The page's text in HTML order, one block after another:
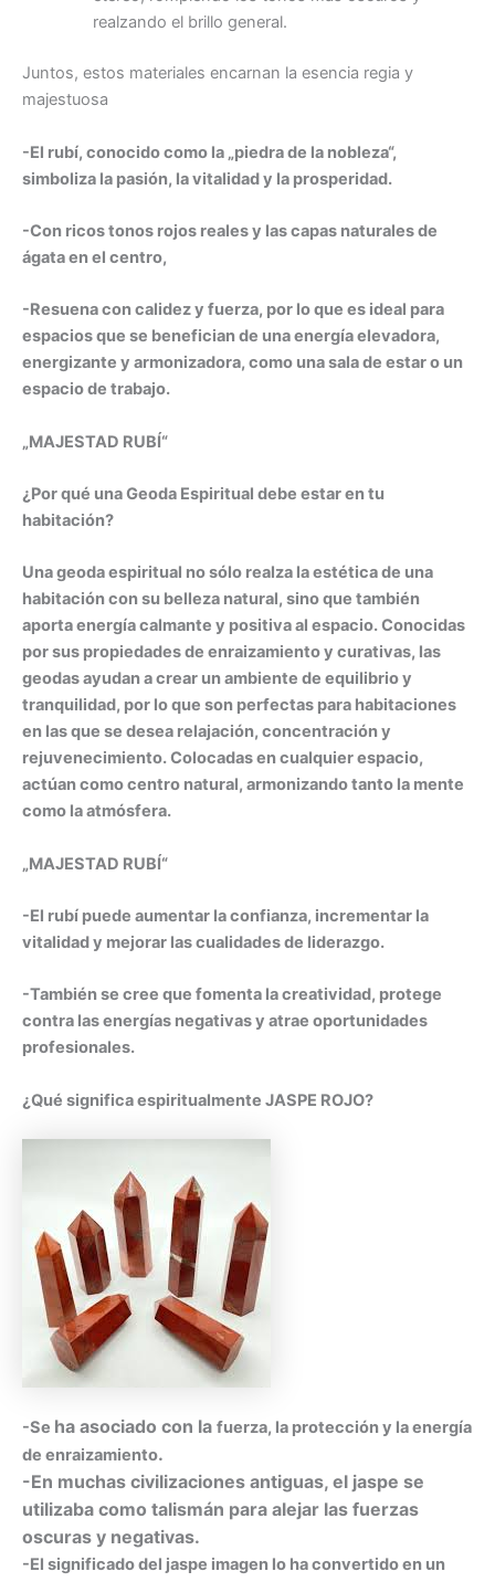
realzando el brillo general.
Juntos, estos materiales encarnan la esencia regia y
majestuosa
-El rubí, conocido como la „piedra de la nobleza“,
simboliza la pasión, la vitalidad y la prosperidad.
-Con ricos tonos rojos reales y las capas naturales de
ágata en el centro,
-Resuena con calidez y fuerza, por lo que es ideal para
espacios que se benefician de una energía elevadora,
energizante y armonizadora, como una sala de estar o un
espacio de trabajo.
„MAJESTAD RUBÍ“
¿Por qué una Geoda Espiritual debe estar en tu
habitación?
Una geoda espiritual no sólo realza la estética de una
habitación con su belleza natural, sino que también
aporta energía calmante y positiva al espacio. Conocidas
por sus propiedades de enraizamiento y curativas, las
geodas ayudan a crear un ambiente de equilibrio y
tranquilidad, por lo que son perfectas para habitaciones
en las que se desea relajación, concentración y
rejuvenecimiento. Colocadas en cualquier espacio,
actúan como centro natural, armonizando tanto la mente
como la atmósfera.
„MAJESTAD RUBÍ“
-El rubí puede aumentar la confianza, incrementar la
vitalidad y mejorar las cualidades de liderazgo.
-También se cree que fomenta la creatividad, protege
contra las energías negativas y atrae oportunidades
profesionales.
¿Qué significa espiritualmente JASPE ROJO?
-Se ha asociado con la fuerza, la protección y la energía
de enraizamiento.
-En muchas civilizaciones antiguas, el jaspe se
utilizaba como talismán para alejar las fuerzas
oscuras y negativas.
-El significado del jaspe imagen lo ha convertido en un